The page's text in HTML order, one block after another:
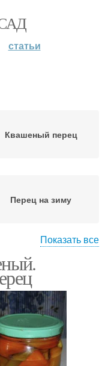
статьи
Квашеный перец
Перец на зиму
Комнатный перец
перец
Показать все